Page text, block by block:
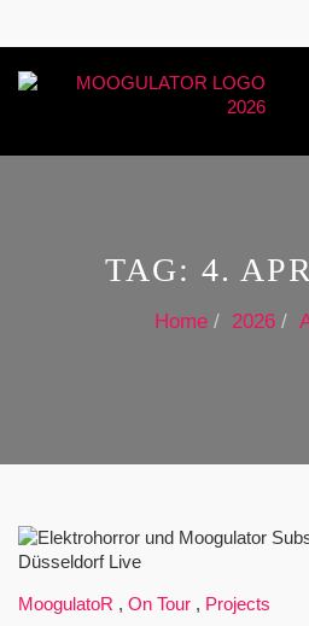
TAG: 4.
Home 2026
MoogulatoR , On Tour , Projects